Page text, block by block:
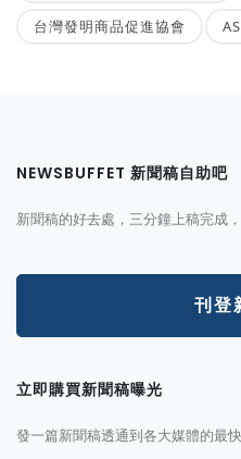
台灣發明商品促進協會
NEWSBUFFET 新聞稿自助吧
新聞稿的好去處，三分鐘上稿完成
刊登
立即購買新聞稿曝光
發一篇新聞稿透通到各大媒體的最